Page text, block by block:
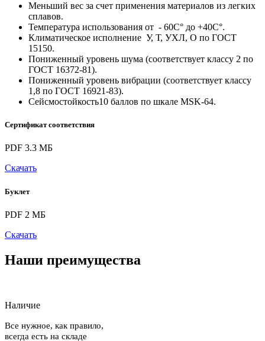
Меньший вес за счет применения материалов из легких
сплавов.
Температура использования от - 60С° до +40С°.
Климатическое исполнение У, Т, УХЛ, О по ГОСТ
15150.
Пониженный уровень шума (соответствует классу 2 по
ГОСТ 16372-81).
Пониженный уровень вибрации (соответствует классу
1,8 по ГОСТ 16921-83).
Сейсмостойкость10 баллов по шкале MSK-64.
Сертификат соответствия
PDF 3.3 МБ
Скачать
Буклет
PDF 2 МБ
Скачать
Наши преимущества
Наличие
Все нужное, как правило,
всегда есть на складе